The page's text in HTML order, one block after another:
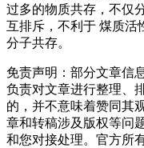
过多的物质共存，不仅
互排斥，不利于 煤质活
分子共存。
免责声明：部分文章信
负责对文章进行整理、
的，并不意味着赞同其
章和转稿涉及版权等问
和您对接处理。官方所